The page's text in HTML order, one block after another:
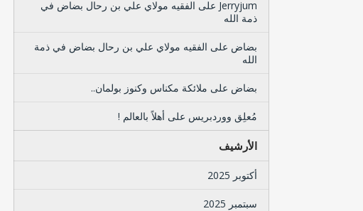
Jerryjum على الفقيه مولاي علي بن رحال بضاض في
ذمة الله
بضاض على الفقيه مولاي علي بن رحال بضاض في ذمة
الله
بضاض على ملائكة مكناس وكنوز بولمان..
مُعلِق ووردبريس على أهلاً بالعالم !
الأرشيف
أكتوبر 2025
سبتمبر 2025